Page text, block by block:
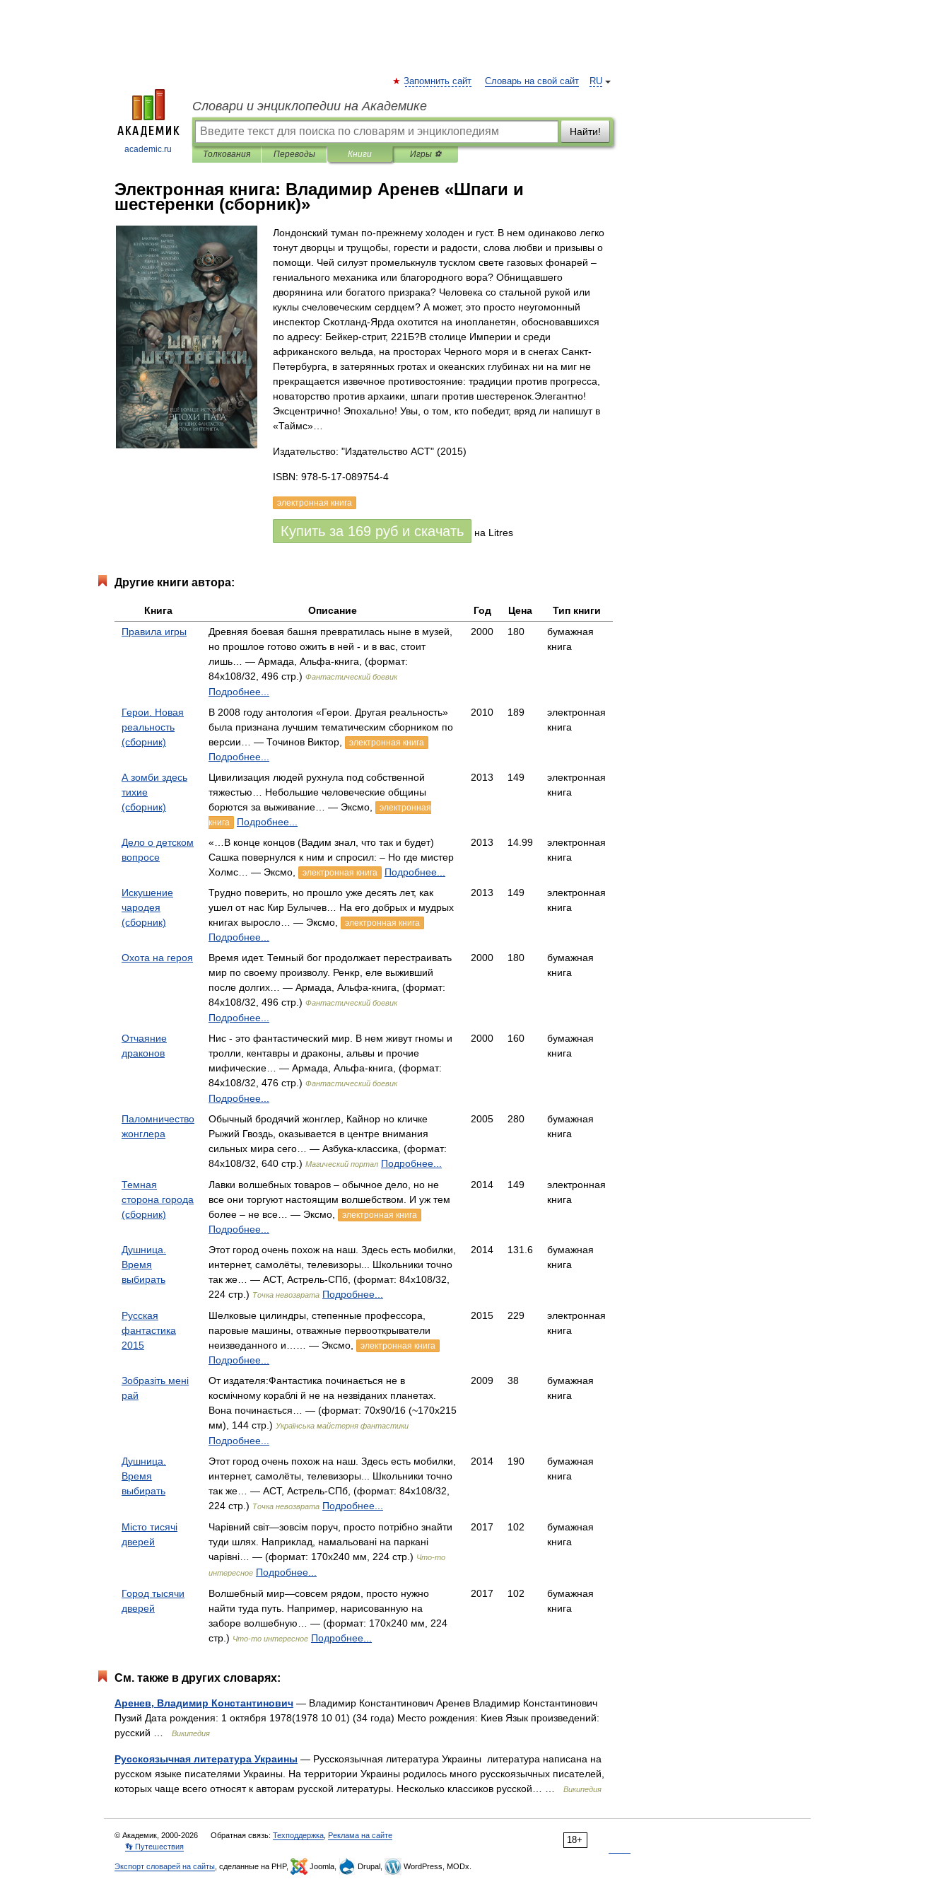
academic.ru
RU
Запомнить сайт Словарь на свой сайт
Словари и энциклопедии на Академике
Найти!
Толкования Переводы Книги Игры ⚽
Электронная книга: Владимир Аренев «Шпаги и
шестеренки (сборник)»
Лондонский туман по-прежнему холоден и густ. В нем одинаково легко
тонут дворцы и трущобы, горести и радости, слова любви и призывы о
помощи. Чей силуэт промелькнулв тусклом свете газовых фонарей –
гениального механика или благородного вора? Обнищавшего
дворянина или богатого призрака? Человека со стальной рукой или
куклы счеловеческим сердцем? А может, это просто неугомонный
инспектор Скотланд-Ярда охотится на инопланетян, обосновавшихся
по адресу: Бейкер-стрит, 221Б?В столице Империи и среди
африканского вельда, на просторах Черного моря и в снегах Санкт-
Петербурга, в затерянных гротах и океанских глубинах ни на миг не
прекращается извечное противостояние: традиции против прогресса,
новаторство против архаики, шпаги против шестеренок.Элегантно!
Эксцентрично! Эпохально! Увы, о том, кто победит, вряд ли напишут в
«Таймс»…
Издательство: "Издательство АСТ" (2015)
ISBN: 978-5-17-089754-4
электронная книга
Купить за 169 руб и скачать на Litres
Другие книги автора:
Книга Описание Год Цена
Тип книги
Правила игры
Древняя боевая башня превратилась ныне в музей,
но прошлое готово ожить в ней - и в вас, стоит
лишь… — Армада, Альфа-книга, (формат:
84x108/32, 496 стр.) Фантастический боевик
Подробнее...
2000 180
бумажная
книга
Герои. Новая
реальность
(сборник)
В 2008 году антология «Герои. Другая реальность»
была признана лучшим тематическим сборником по
версии… — Точинов Виктор,
электронная книга
Подробнее...
2010 189
электронная
книга
А зомби здесь
тихие
(сборник)
Цивилизация людей рухнула под собственной
тяжестью… Небольшие человеческие общины
борются за выживание… — Эксмо,
электронная
книга
Подробнее...
2013 149
электронная
книга
Дело о детском
вопросе
«…В конце концов (Вадим знал, что так и будет)
Сашка повернулся к ним и спросил: – Но где мистер
Холмс… — Эксмо,
электронная книга Подробнее...
2013 14.99
электронная
книга
Искушение
чародея
(сборник)
Трудно поверить, но прошло уже десять лет, как
ушел от нас Кир Булычев… На его добрых и мудрых
книгах выросло… — Эксмо,
электронная книга
Подробнее...
2013 149
электронная
книга
Охота на героя
Время идет. Темный бог продолжает перестраивать
мир по своему произволу. Ренкр, еле выживший
после долгих… — Армада, Альфа-книга, (формат:
84x108/32, 496 стр.) Фантастический боевик
Подробнее...
2000 180
бумажная
книга
Отчаяние
драконов
Нис - это фантастический мир. В нем живут гномы и
тролли, кентавры и драконы, альвы и прочие
мифические… — Армада, Альфа-книга, (формат:
84x108/32, 476 стр.) Фантастический боевик
Подробнее...
2000 160
бумажная
книга
Паломничество
жонглера
Обычный бродячий жонглер, Кайнор но кличке
Рыжий Гвоздь, оказывается в центре внимания
сильных мира сего… — Азбука-классика, (формат:
84x108/32, 640 стр.) Магический портал Подробнее...
2005 280
бумажная
книга
Темная
сторона города
(сборник)
Лавки волшебных товаров – обычное дело, но не
все они торгуют настоящим волшебством. И уж тем
более – не все… — Эксмо,
электронная книга
Подробнее...
2014 149
электронная
книга
Душница.
Время
выбирать
Этот город очень похож на наш. Здесь есть мобилки,
интернет, самолёты, телевизоры... Школьники точно
так же… — АСТ, Астрель-СПб, (формат: 84x108/32,
224 стр.) Точка невозврата Подробнее...
2014 131.6
бумажная
книга
Русская
фантастика
2015
Шелковые цилиндры, степенные профессора,
паровые машины, отважные первооткрыватели
неизведанного и…… — Эксмо,
электронная книга
Подробнее...
2015 229
электронная
книга
Зобразіть мені
рай
От издателя:Фантастика починається не в
космічному кораблі й не на незвіданих планетах.
Вона починається… — (формат: 70х90/16 (~170х215
мм), 144 стр.) Українська майстерня фантастики
Подробнее...
2009 38
бумажная
книга
Душница.
Время
выбирать
Этот город очень похож на наш. Здесь есть мобилки,
интернет, самолёты, телевизоры... Школьники точно
так же… — АСТ, Астрель-СПб, (формат: 84x108/32,
224 стр.) Точка невозврата Подробнее...
2014 190
бумажная
книга
Місто тисячі
дверей
Чарівний світ—зовсім поруч, просто потрібно знайти
туди шлях. Наприклад, намальовані на паркані
чарівні… — (формат: 170х240 мм, 224 стр.) Что-то
интересное Подробнее...
2017 102
бумажная
книга
Город тысячи
дверей
Волшебный мир—совсем рядом, просто нужно
найти туда путь. Например, нарисованную на
заборе волшебную… — (формат: 170х240 мм, 224
стр.) Что-то интересное Подробнее...
2017 102
бумажная
книга
См. также в других словарях:
Аренев, Владимир Константинович — Владимир Константинович Аренев Владимир Константинович
Пузий Дата рождения: 1 октября 1978(1978 10 01) (34 года) Место рождения: Киев Язык произведений:
русский …
Википедия
Русскоязычная литература Украины — Русскоязычная литература Украины литература написана на
русском языке писателями Украины. На территории Украины родилось много русскоязычных писателей,
которых чаще всего относят к авторам русской литературы. Несколько классиков русской… …
Википедия
18+
© Академик, 2000-2026 Обратная связь: Техподдержка Реклама на сайте
👣 Путешествия
Экспорт словарей на сайты , сделанные на PHP, Joomla, Drupal, WordPress, MODx.